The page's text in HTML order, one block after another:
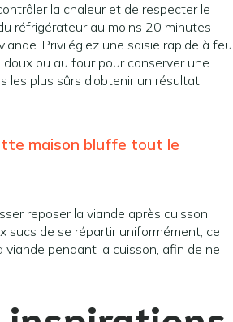
la chaleur et de respecter le
réfrigérateur au moins 20 minutes
Privilégiez une saisie rapide à feu
ou au four pour conserver une
les plus sûrs d’obtenir un résultat
maison bluffe tout le
reposer la viande après cuisson,
sucs de se répartir uniformément, ce
viande pendant la cuisson, afin de ne